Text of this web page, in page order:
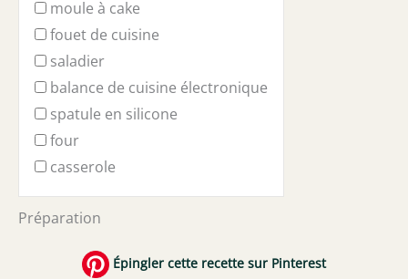
moule à cake
fouet de cuisine
saladier
balance de cuisine électronique
spatule en silicone
four
casserole
Préparation
Épingler cette recette sur Pinterest